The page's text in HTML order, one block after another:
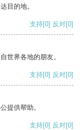
目的地。
支持[0] 反对[0]
世界各地的朋友。
支持[0] 反对[0]
提供帮助。
支持[0] 反对[0]